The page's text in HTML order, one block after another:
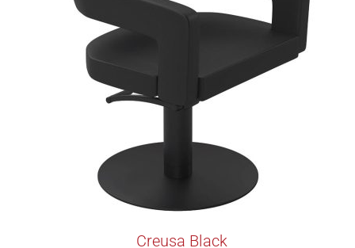
Creusa Black